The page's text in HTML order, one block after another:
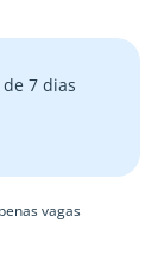
7 dias
vagas